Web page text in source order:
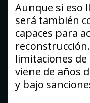
Aunque si eso
será también
capaces para
limitaciones
viene de años
y bajo